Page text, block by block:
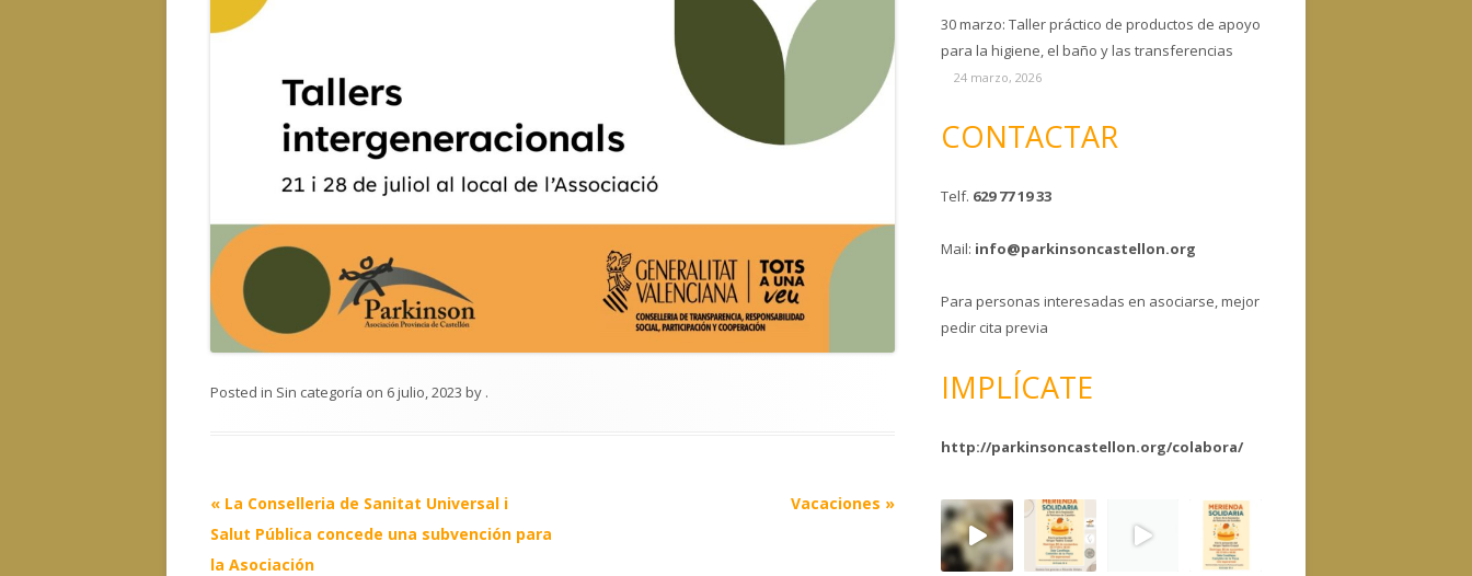
Posted in Sin categoría on 6 julio, 2023 by .
Post
navigation
« La Conselleria de Sanitat Universal i
Salut Pública concede una subvención para
la Asociación
Vacaciones »
30 marzo: Taller práctico de productos de apoyo
para la higiene, el baño y las transferencias
24 marzo, 2026
CONTACTAR
Telf. 629 77 19 33
Mail: info@parkinsoncastellon.org
Para personas interesadas en asociarse, mejor
pedir cita previa
IMPLÍCATE
http://parkinsoncastellon.org/colabora/